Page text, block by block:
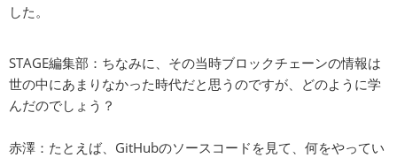
した。
STAGE編集部：ちなみに、その当時ブロックチェーンの情報は
世の中にあまりなかった時代だと思うのですが、どのように学
んだのでしょう？
赤澤：たとえば、GitHubのソースコードを見て、何をやってい